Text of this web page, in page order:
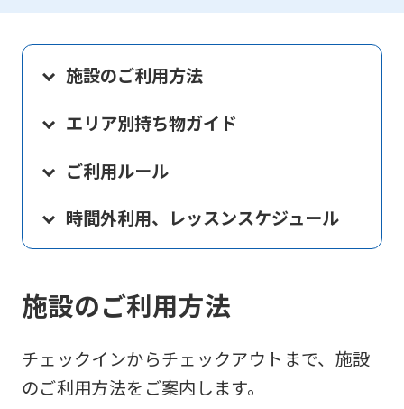
施設のご利用方法
エリア別持ち物ガイド
ご利用ルール
時間外利用、レッスンスケジュール
施設のご利用方法
チェックインからチェックアウトまで、施設
のご利用方法をご案内します。